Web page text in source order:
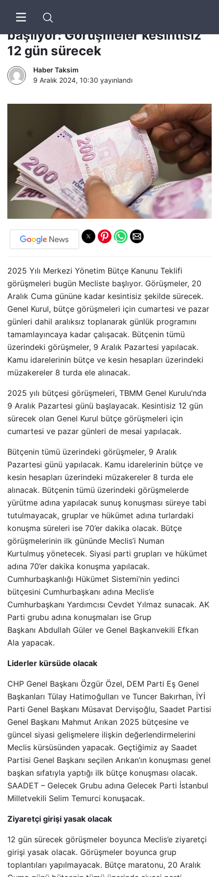
TBMM’de bütçe maratonu
başlıyor: Görüşmeler kesintisiz
12 gün sürecek
Haber Taksim
9 Aralık 2024, 10:30 yayınlandı
2025 Yılı Merkezi Yönetim Bütçe Kanunu Teklifi
görüşmeleri bugün Mecliste başlıyor. Görüşmeler, 20
Aralık Cuma gününe kadar kesintisiz şekilde sürecek.
Genel Kurul, bütçe görüşmeleri için cumartesi ve pazar
günleri dahil aralıksız toplanarak günlük programını
tamamlayıncaya kadar çalışacak. Bütçenin tümü
üzerindeki görüşmeler, 9 Aralık Pazartesi yapılacak.
Kamu idarelerinin bütçe ve kesin hesapları üzerindeki
müzakereler 8 turda ele alınacak.
2025 yılı bütçesi görüşmeleri, TBMM Genel Kurulu’nda
9 Aralık Pazartesi günü başlayacak. Kesintisiz 12 gün
sürecek olan Genel Kurul bütçe görüşmeleri için
cumartesi ve pazar günleri de mesai yapılacak.
Bütçenin tümü üzerindeki görüşmeler, 9 Aralık
Pazartesi günü yapılacak. Kamu idarelerinin bütçe ve
kesin hesapları üzerindeki müzakereler 8 turda ele
alınacak. Bütçenin tümü üzerindeki görüşmelerde
yürütme adına yapılacak sunuş konuşması süreye tabi
tutulmayacak, gruplar ve hükümet adına turlardaki
konuşma süreleri ise 70’er dakika olacak. Bütçe
görüşmelerinin ilk gününde Meclis’i Numan
Kurtulmuş yönetecek. Siyasi parti grupları ve hükümet
adına 70’er dakika konuşma yapılacak.
Cumhurbaşkanlığı Hükümet Sistemi’nin yedinci
bütçesini Cumhurbaşkanı adına Meclis’e
Cumhurbaşkanı Yardımcısı Cevdet Yılmaz sunacak. AK
Parti grubu adına konuşmaları ise Grup
Başkanı Abdullah Güler ve Genel Başkanvekili Efkan
Ala yapacak.
Liderler kürsüde olacak
CHP Genel Başkanı Özgür Özel, DEM Parti Eş Genel
Başkanları Tülay Hatimoğulları ve Tuncer Bakırhan, İYİ
Parti Genel Başkanı Müsavat Dervişoğlu, Saadet Partisi
Genel Başkanı Mahmut Arıkan 2025 bütçesine ve
güncel siyasi gelişmelere ilişkin değerlendirmelerini
Meclis kürsüsünden yapacak. Geçtiğimiz ay Saadet
Partisi Genel Başkanı seçilen Arıkan’ın konuşması genel
başkan sıfatıyla yaptığı ilk bütçe konuşması olacak.
SAADET – Gelecek Grubu adına Gelecek Parti İstanbul
Milletvekili Selim Temurci konuşacak.
Ziyaretçi girişi yasak olacak
12 gün sürecek görüşmeler boyunca Meclis’e ziyaretçi
girişi yasak olacak. Görüşmeler boyunca grup
toplantıları yapılmayacak. Bütçe maratonu, 20 Aralık